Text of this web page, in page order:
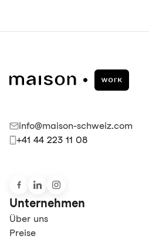
info@maison-schweiz.com
+41 44 223 11 08
Unternehmen
Über uns
Preise